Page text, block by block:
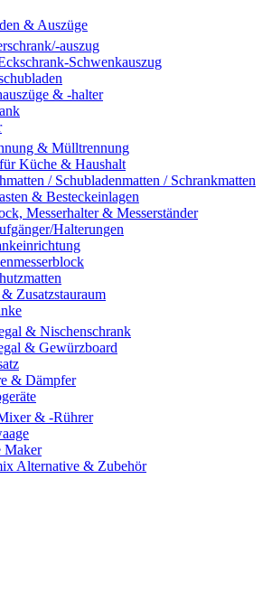
& Auszüge
auszug
Schwenkauszug
& -halter
& Mülltrennung
Küche & Haushalt
/ Schubladenmatten / Schrankmatten
& Besteckeinlagen
Messerhalter & Messerständer
Halterungen
Zusatzstauraum
& Nischenschrank
& Gewürzboard
& Dämpfer
& -Rührer
Maker
Alternative & Zubehör